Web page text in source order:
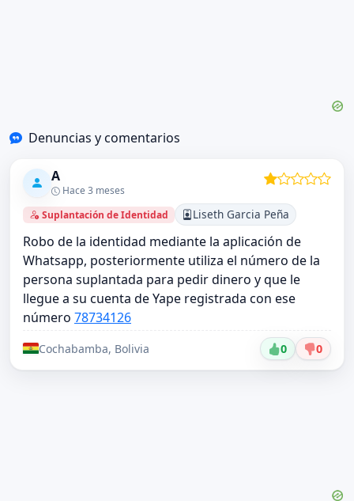
Denuncias y comentarios
A
Hace 3 meses
Suplantación de Identidad
Liseth Garcia Peña
Robo de la identidad mediante la aplicación de
Whatsapp, posteriormente utiliza el número de la
persona suplantada para pedir dinero y que le
llegue a su cuenta de Yape registrada con ese
número 78734126
Cochabamba, Bolivia 0 0